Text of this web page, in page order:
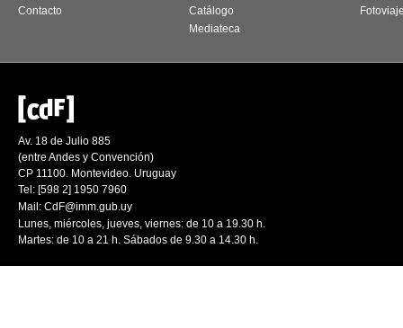
Contacto
Catálogo
Mediateca
Av. 18 de Julio 885
(entre Andes y Convención)
CP 11100. Montevideo. Uruguay
Tel: [598 2] 1950 7960
Mail: CdF@imm.gub.uy
Lunes, miércoles, jueves, viernes: de 10 a 19.30 h.
Martes: de 10 a 21 h. Sábados de 9.30 a 14.30 h.